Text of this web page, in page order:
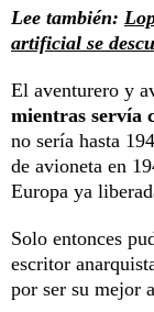
Lee también:
artificial se
El aventurero y
mientras servía
no sería hasta
de avioneta en
Europa ya
Solo entonces
escritor
por ser su mejor